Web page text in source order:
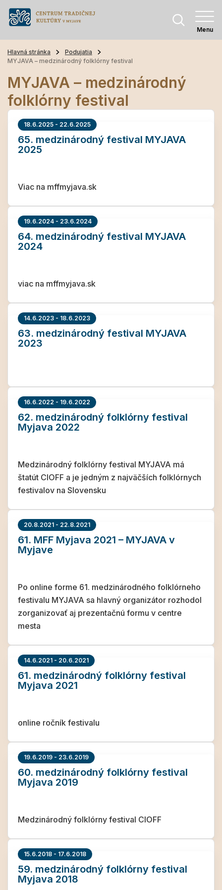
Menu
Hlavná stránka
Podujatia
MYJAVA – medzinárodný folklórny festival
MYJAVA – medzinárodný
folklórny festival
18.6.2025 - 22.6.2025
65. medzinárodný festival MYJAVA
2025
Viac na mffmyjava.sk
19.6.2024 - 23.6.2024
64. medzinárodný festival MYJAVA
2024
viac na mffmyjava.sk
14.6.2023 - 18.6.2023
63. medzinárodný festival MYJAVA
2023
16.6.2022 - 19.6.2022
62. medzinárodný folklórny festival
Myjava 2022
Medzinárodný folklórny festival MYJAVA má
štatút CIOFF a je jedným z najväčších folklórnych
festivalov na Slovensku
20.8.2021 - 22.8.2021
61. MFF Myjava 2021 – MYJAVA v
Myjave
Po online forme 61. medzinárodného folklórneho
festivalu MYJAVA sa hlavný organizátor rozhodol
zorganizovať aj prezentačnú formu v centre
mesta
14.6.2021 - 20.6.2021
61. medzinárodný folklórny festival
Myjava 2021
online ročník festivalu
19.6.2019 - 23.6.2019
60. medzinárodný folklórny festival
Myjava 2019
Medzinárodný folklórny festival CIOFF
15.6.2018 - 17.6.2018
59. medzinárodný folklórny festival
Myjava 2018